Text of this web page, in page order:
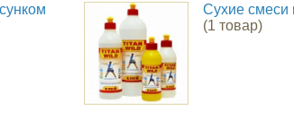
Сухие смеси
(1 товар)